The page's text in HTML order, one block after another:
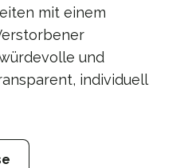
mit einem
und
individuell